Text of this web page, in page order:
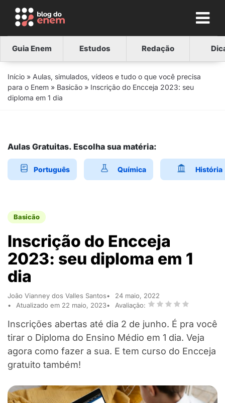
Guia Enem Estudos Redação
Início » Aulas, simulados, vídeos e tudo o que você precisa
para o Enem » Basicão » Inscrição do Encceja 2023: seu
diploma em 1 dia
Aulas Gratuitas. Escolha sua matéria:
Português Química História
Basicão
Inscrição do Encceja
2023: seu diploma em 1
dia
João Vianney dos Valles Santos
24 maio, 2022
Atualizado em 22 maio, 2023
Avaliação:
Inscrições abertas até dia 2 de junho. É pra você
tirar o Diploma do Ensino Médio em 1 dia. Veja
agora como fazer a sua. E tem curso do Encceja
gratuito também!